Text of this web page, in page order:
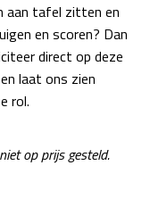
aan tafel zitten en
en scoren? Dan
direct op deze
laat ons zien
rol.
op prijs gesteld.